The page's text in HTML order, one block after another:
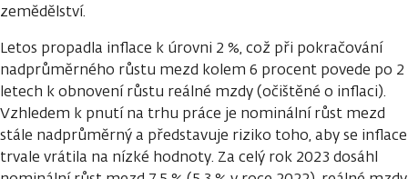
zemědělství.
Letos propadla inflace k úrovni 2 %, což při pokračování
nadprůměrného růstu mezd kolem 6 procent povede po 2
letech k obnovení růstu reálné mzdy (očištěné o inflaci).
Vzhledem k pnutí na trhu práce je nominální růst mezd
stále nadprůměrný a představuje riziko toho, aby se inflace
trvale vrátila na nízké hodnoty. Za celý rok 2023 dosáhl